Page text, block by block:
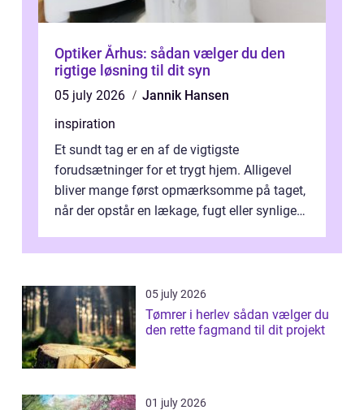
Optiker Århus: sådan vælger du den
rigtige løsning til dit syn
05 july 2026
Jannik Hansen
inspiration
Et sundt tag er en af de vigtigste
forudsætninger for et trygt hjem. Alligevel
bliver mange først opmærksomme på taget,
når der opstår en lækage, fugt eller synlige
05 july 2026
Tømrer i herlev sådan vælger du
den rette fagmand til dit projekt
01 july 2026